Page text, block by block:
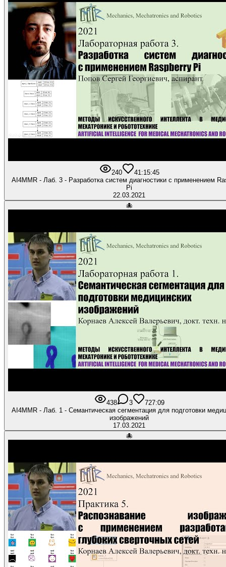
240 41:15:45
AI4MMR - Лаб. 3 - Разработка систем диагностики с применением
Pi
22.03.2021
🐙
438 3 727:09
AI4MMR - Лаб. 1 - Семантическая сегментация для подготовки
изображений
17.03.2021
🐙